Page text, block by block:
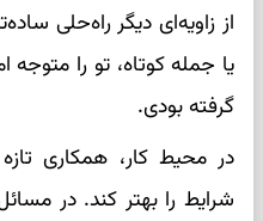
از زاویه‌ای دیگر راه‌حلی
یا جمله کوتاه، تو را
گرفته بودی.
در محیط کار، همکاری
شرایط را بهتر کند. در